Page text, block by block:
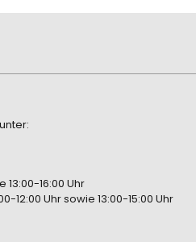
13:00-16:00 Uhr
12:00 Uhr sowie 13:00-15:00 Uhr